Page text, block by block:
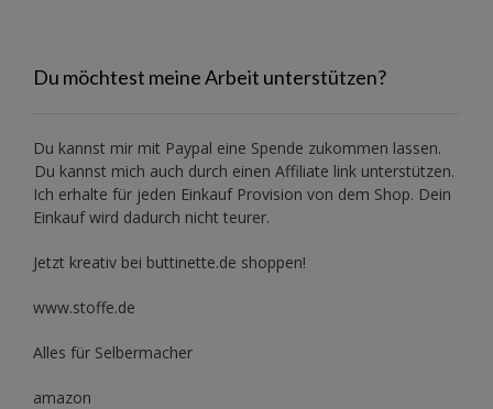
Du möchtest meine Arbeit unterstützen?
Du kannst mir mit Paypal eine Spende zukommen lassen.
Du kannst mich auch durch einen Affiliate link unterstützen.
Ich erhalte für jeden Einkauf Provision von dem Shop. Dein
Einkauf wird dadurch nicht teurer.
Jetzt kreativ bei buttinette.de shoppen!
www.stoffe.de
Alles für Selbermacher
amazon